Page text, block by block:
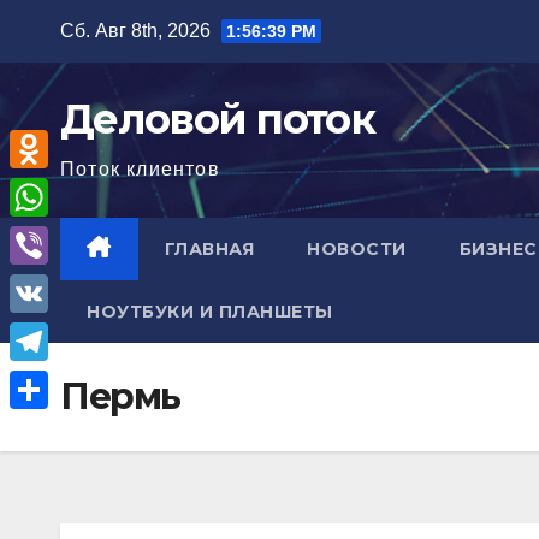
содержимому
Сб. Авг 8th, 2026 1:56:40 PM
Деловой поток
Поток клиентов
ГЛАВНАЯ НОВОСТИ
НОУТБУКИ И ПЛАНШЕТЫ
Пермь
O
d
n
o
k
l
s
W
h
a
s
V
i
b
e
V
K
T
l